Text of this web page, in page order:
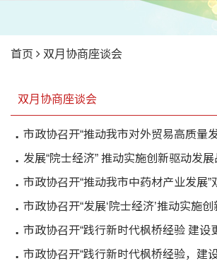
首页 双月协商座谈会
双月协商座谈会
市政协召开“推动我市对外贸易高质量
发展“院士经济” 推动实施创新驱动发
市政协召开“推动我市中药材产业发展”
市政协召开“发展‘院士经济’推动实施
市政协召开“践行新时代枫桥经验 建
市政协召开“践行新时代枫桥经验，建